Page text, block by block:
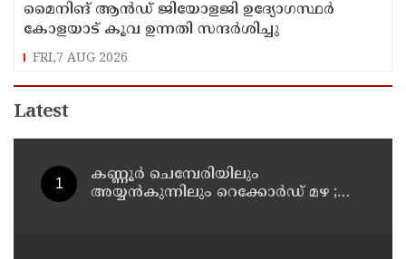
മൈനിങ് ആൻഡ്​ ജിയോളജി ഉദ്യോഗസ്ഥർ
കോളയാട് കൂവ ഉന്നതി സന്ദർശിച്ചു
FRI,7 AUG 2026
Latest
കണ്ണൂർ ചെമ്പേരിയിലും
അയ്യൻകുന്നിലും റെക്കോർഡ് മഴ ;